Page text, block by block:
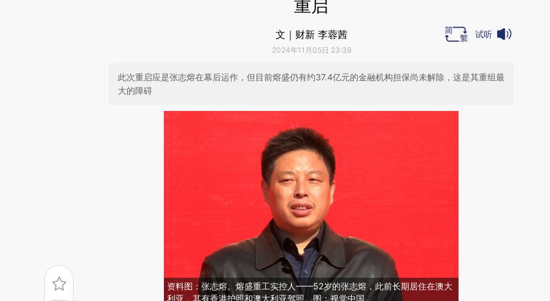
重启
文｜财新 李蓉茜
2024年11月05日 23:39
试听
此次重启应是张志熔在幕后运作，但目前熔盛仍有约37.4亿元的金融机构担保尚未解除，这是其重组最
大的障碍
资料图：张志熔。熔盛重工实控人——52岁的张志熔，此前长期居住在澳大
利亚，其有香港护照和澳大利亚驾照。图：视觉中国